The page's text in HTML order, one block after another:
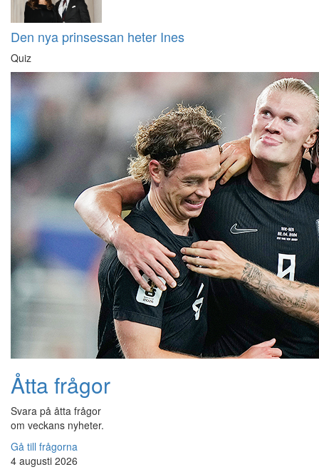
Den nya prinsessan heter Ines
Quiz
Åtta frågor
Svara på åtta frågor
om veckans nyheter.
Gå till frågorna
4 augusti 2026